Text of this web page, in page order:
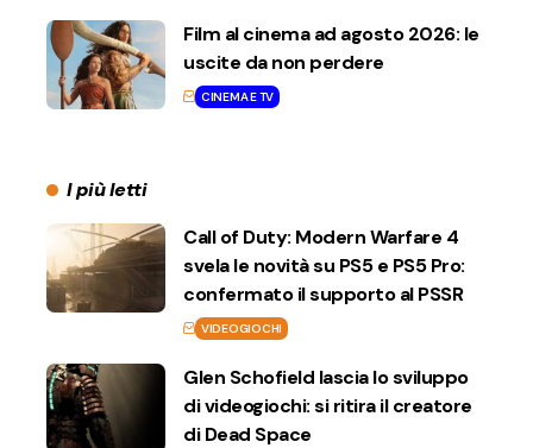
Film al cinema ad agosto 2026: le
uscite da non perdere
CINEMA E TV
I più letti
Call of Duty: Modern Warfare 4
svela le novità su PS5 e PS5 Pro:
confermato il supporto al PSSR
VIDEOGIOCHI
Glen Schofield lascia lo sviluppo
di videogiochi: si ritira il creatore
di Dead Space